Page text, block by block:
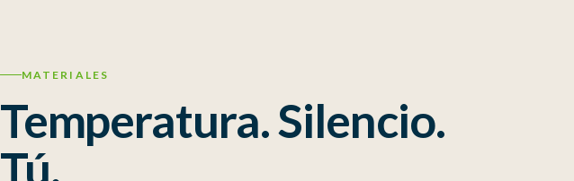
MATERIALES
Temperatura. Silencio.
Tú.